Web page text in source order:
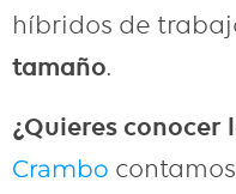
híbridos de
tamaño.
¿Quieres conocer
Crambo